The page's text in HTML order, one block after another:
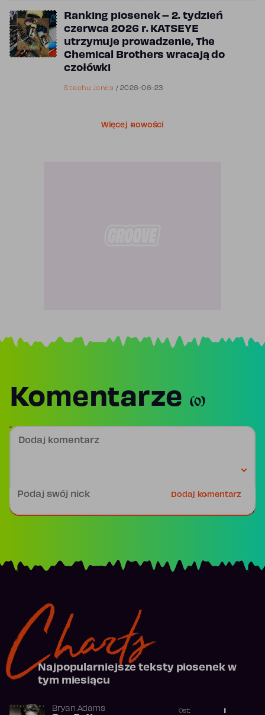
Ranking piosenek – 2. tydzień
czerwca 2026 r. KATSEYE
utrzymuje prowadzenie, The
Chemical Brothers wracają do
czołówki
Stachu Jones / 2026-06-23
Więcej nowości
Komentarze (0)
Dodaj komentarz
Podpis
Dodaj komentarz
Charts
Najpopularniejsze teksty piosenek w
tym miesiącu
Bryan Adams Ost.: